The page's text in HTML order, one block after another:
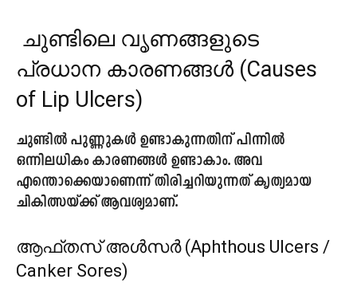
ചുണ്ടിലെ വൃണങ്ങളുടെ
പ്രധാന കാരണങ്ങൾ (Causes
of Lip Ulcers)
ചുണ്ടിൽ പുണ്ണുകൾ ഉണ്ടാകുന്നതിന് പിന്നിൽ
ഒന്നിലധികം കാരണങ്ങൾ ഉണ്ടാകാം. അവ
എന്തൊക്കെയാണെന്ന് തിരിച്ചറിയുന്നത് കൃത്യമായ
ചികിത്സയ്ക്ക് ആവശ്യമാണ്.
ആഫ്തസ് അൾസർ (Aphthous Ulcers /
Canker Sores)